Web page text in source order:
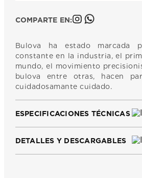
COMPARTE EN:
Bulova ha estado marcada
constante en la industria, el
mundo, el movimiento
bulova entre otras, hacen
cuidadosamante cuidado.
ESPECIFICACIONES TÉCNICAS
DETALLES Y DESCARGABLES